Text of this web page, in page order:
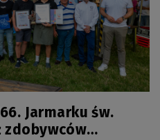
Jarmarku św.
zdobywców